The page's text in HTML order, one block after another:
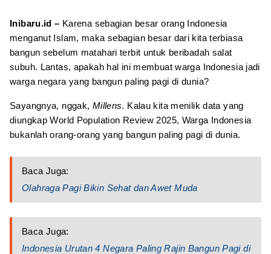
Inibaru.id – Karena sebagian besar orang Indonesia
menganut Islam, maka sebagian besar dari kita terbiasa
bangun sebelum matahari terbit untuk beribadah salat
subuh. Lantas, apakah hal ini membuat warga Indonesia jadi
warga negara yang bangun paling pagi di dunia?
Sayangnya, nggak, Millens. Kalau kita menilik data yang
diungkap World Population Review 2025, Warga Indonesia
bukanlah orang-orang yang bangun paling pagi di dunia.
Baca Juga:
Olahraga Pagi Bikin Sehat dan Awet Muda
Baca Juga:
Indonesia Urutan 4 Negara Paling Rajin Bangun Pagi di